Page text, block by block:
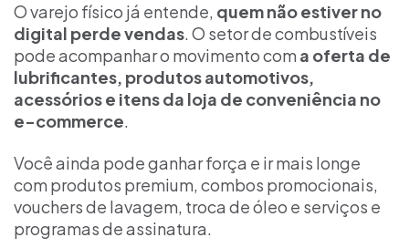
O varejo físico já entende, quem não estiver no
digital perde vendas. O setor de combustíveis
pode acompanhar o movimento com a oferta de
lubrificantes, produtos automotivos,
acessórios e itens da loja de conveniência no
e-commerce.
Você ainda pode ganhar força e ir mais longe
com produtos premium, combos promocionais,
vouchers de lavagem, troca de óleo e serviços e
programas de assinatura.